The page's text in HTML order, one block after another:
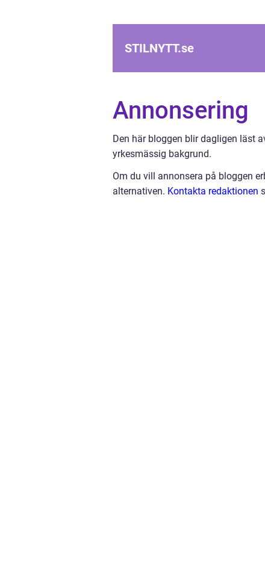
STILNYTT.se
Annonsering
Den här bloggen blir dagligen läst
yrkesmässig bakgrund.
Om du vill annonsera på bloggen
alternativen. Kontakta redaktionen